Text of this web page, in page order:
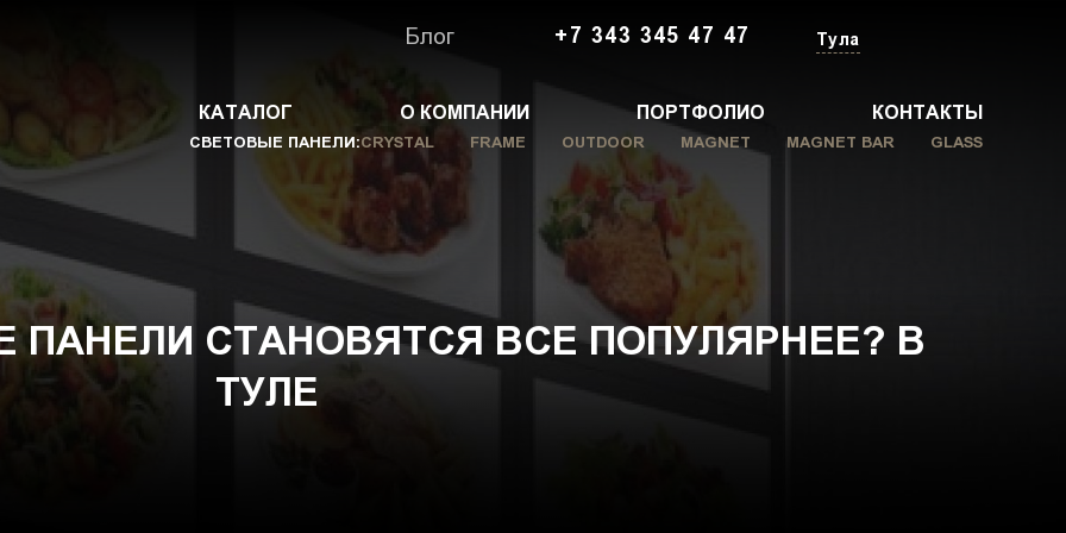
Блог +7 343 345 47 47 Тула
КАТАЛОГ О КОМПАНИИ ПОРТФОЛИО КОНТАКТЫ
СВЕТОВЫЕ ПАНЕЛИ:CRYSTAL FRAME OUTDOOR MAGNET MAGNET BAR GLASS
ПАНЕЛИ СТАНОВЯТСЯ ВСЕ ПОПУЛЯРНЕЕ? В
ТУЛЕ